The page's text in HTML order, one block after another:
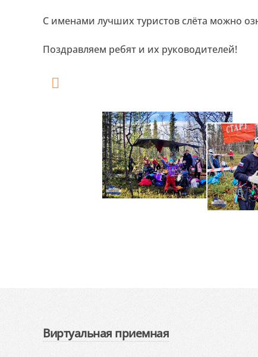
С именами лучших туристов слёта можно
Поздравляем ребят и их руководителей!
Виртуальная приемная